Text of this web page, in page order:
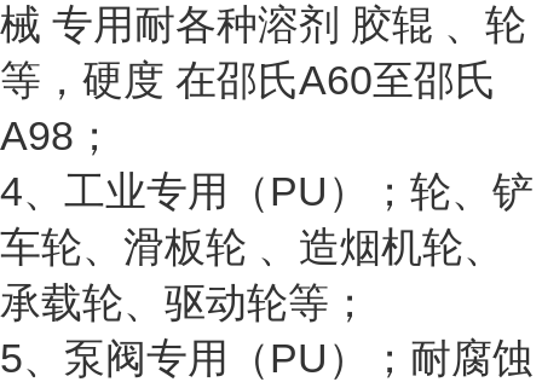
械 专用耐各种溶剂 胶辊 、轮
等，硬度 在邵氏A60至邵氏
A98；
4、工业专用（PU）；轮、铲
车轮、滑板轮 、造烟机轮、
承载轮、驱动轮等；
5、泵阀专用（PU）；耐腐蚀